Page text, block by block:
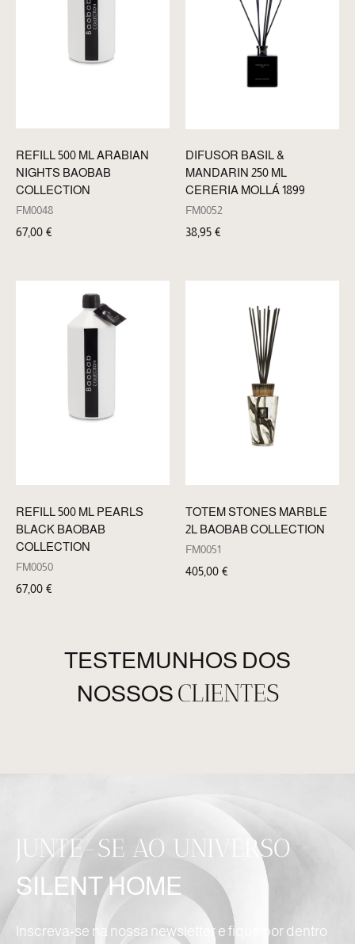
REFILL 500 ML ARABIAN
NIGHTS BAOBAB
COLLECTION
FM0048
67,00 €
DIFUSOR BASIL &
MANDARIN 250 ML
CERERIA MOLLÁ 1899
FM0052
38,95 €
REFILL 500 ML PEARLS
BLACK BAOBAB
COLLECTION
FM0050
67,00 €
TOTEM STONES MARBLE
2L BAOBAB COLLECTION
FM0051
405,00 €
TESTEMUNHOS DOS
NOSSOS CLIENTES
JUNTE-SE AO UNIVERSO
SILENT HOME
Inscreva-se na nossa newsletter e fique por dentro